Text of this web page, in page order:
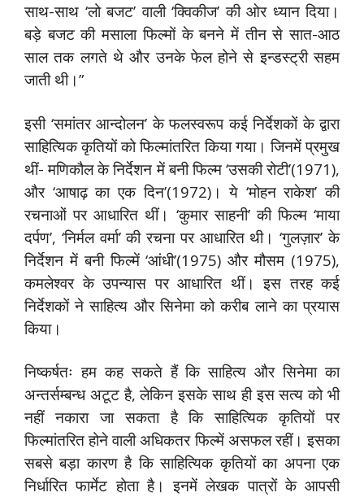
साथ-साथ ‘लो बजट’ वाली ‘क्विकीज’ की ओर ध्यान दिया।
बड़े बजट की मसाला फिल्मों के बनने में तीन से सात-आठ
साल तक लगते थे और उनके फेल होने से इन्डस्ट्री सहम
जाती थी।”
इसी ‘समांतर आन्दोलन’ के फलस्वरूप कई निर्देशकों के द्वारा
साहित्यिक कृतियों को फिल्मांतरित किया गया। जिनमें प्रमुख
थीं- मणिकौल के निर्देशन में बनी फिल्म ‘उसकी रोटी’(1971),
और ‘आषाढ़ का एक दिन’(1972)। ये ‘मोहन राकेश’ की
रचनाओं पर आधारित थीं। ‘कुमार साहनी’ की फिल्म ‘माया
दर्पण’, ‘निर्मल वर्मा’ की रचना पर आधारित थी। ‘गुलज़ार’ के
निर्देशन में बनी फिल्में ‘आंधी’(1975) और मौसम (1975),
कमलेश्वर के उपन्यास पर आधारित थीं। इस तरह कई
निर्देशकों ने साहित्य और सिनेमा को करीब लाने का प्रयास
किया।
निष्कर्षतः हम कह सकते हैं कि साहित्य और सिनेमा का
अन्तर्सम्बन्ध अटूट है, लेकिन इसके साथ ही इस सत्य को भी
नहीं नकारा जा सकता है कि साहित्यिक कृतियों पर
फिल्मांतरित होने वाली अधिकतर फिल्में असफल रहीं। इसका
सबसे बड़ा कारण है कि साहित्यिक कृतियों का अपना एक
निर्धारित फार्मेट होता है। इनमें लेखक पात्रों के आपसी